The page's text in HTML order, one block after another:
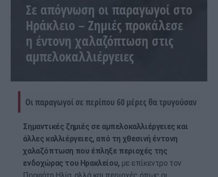
Σε απόγνωση οι παραγωγοί στο
Ηράκλειο – Ζημιές προκάλεσε
η έντονη χαλαζόπτωση στις
αμπελοκαλλιέργειες
Οι παραγωγοί σε περίπου 60 μέρες θα τρυγούσαν
Σημαντικές ζημιές σε αμπελοκαλλιέργειες και
άλλες καλλιέργειες, από τη χθεσινή έντονη
χαλαζόπτωση που έπληξε περιοχές της
ενδοχώρας του Ηρακλείου, με επίκεντρο τον